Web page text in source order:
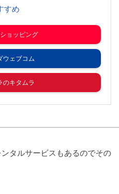
すめ
ョッピング
ウェブコム
のキタムラ
タルサービスもあるのでその